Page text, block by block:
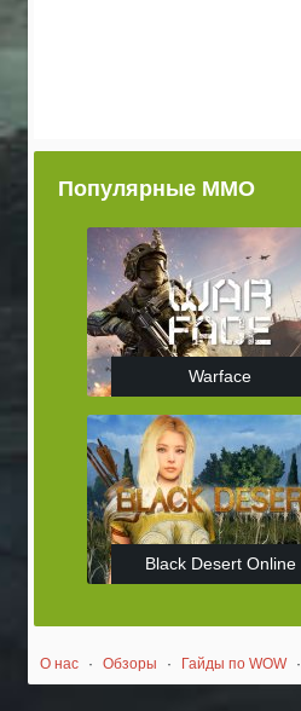
Популярные ММО
Warface
Black Desert Online
О нас · Обзоры · Гайды по WOW ·